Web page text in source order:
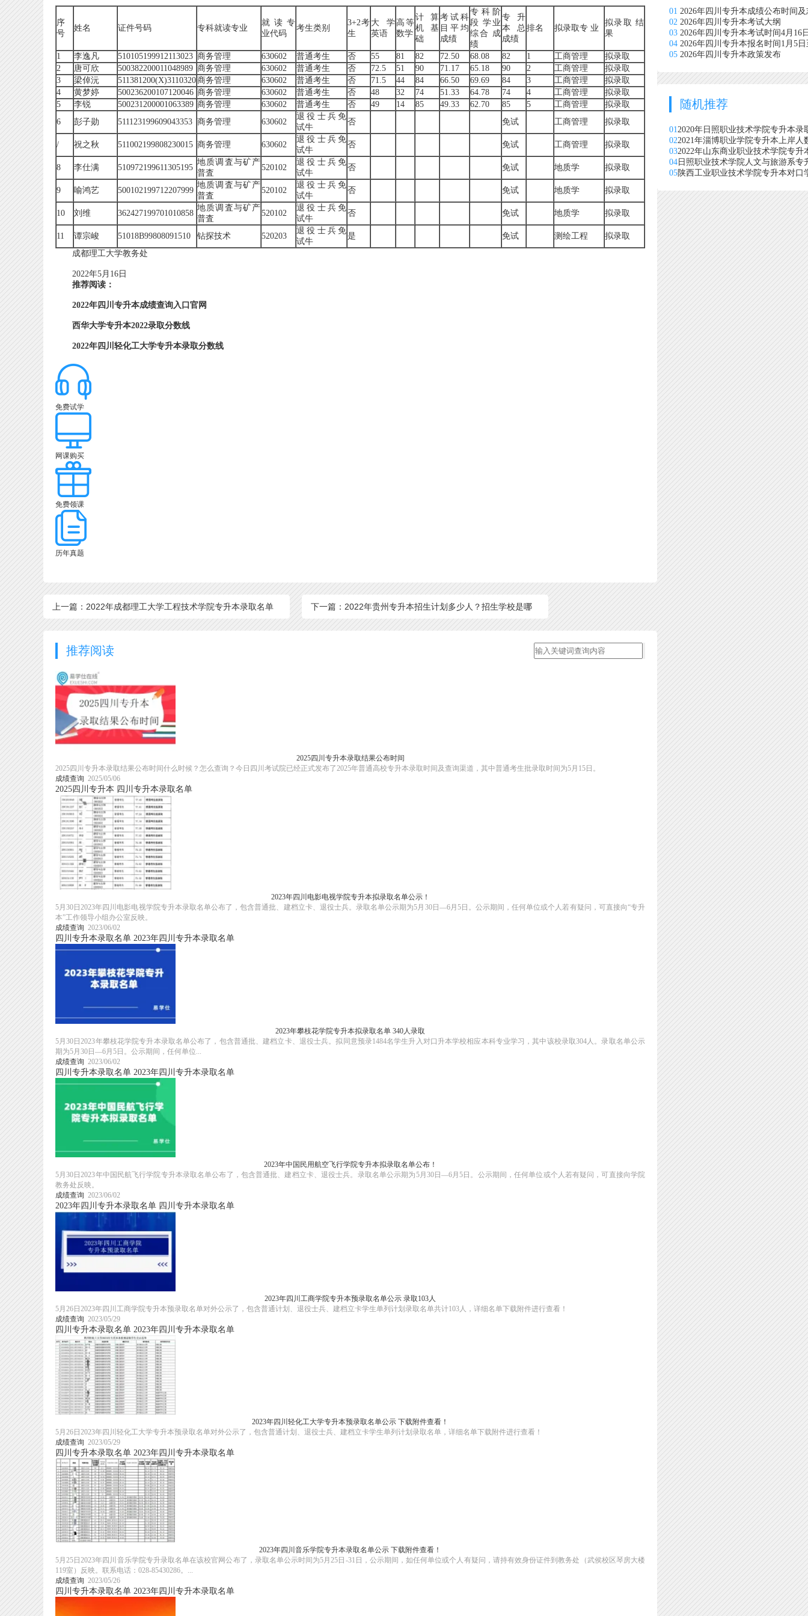
序
号
姓名 证件号码 专科就读专业
就读专
业代码
考生类别
3+2考
生
大学
英语
高等
数学
计算
机 基
础
考试科
目平均
成绩
专科阶
段 学业
综合 成
绩
专升
本 总
成绩
排名 拟录取专 业
拟录取 结
果
1 李逸凡 510105199912113023 商务管理 630602 普通考生 否 55 81 82 72.50 68.08 82 1 工商管理
拟录取
2
唐可欣 500382200011048989 商务管理 630602 普通考生 否 72.5 51 90 71.17 65.18 90 2 工商管理
拟录取
3
梁倬沅 511381200(X)3110320商务管理 630602 普通考生 否 71.5 44 84 66.50 69.69 84 3 工商管理
拟录取
4
黄梦婷 500236200107120046 商务管理 630602 普通考生 否 48 32 74 51.33 64.78 74 4 工商管理
拟录取
5
李锐 500231200001063389 商务管理 630602 普通考生 否 49 14 85 49.33 62.70 85 5 工商管理
拟录取
6
彭子勋 511123199609043353 商务管理 630602
退役士兵免
试牛
否 免试 工商管理 拟录取
/ 祝之秋 511002199808230015 商务管理 630602
退役士兵免
试牛
否 免试 工商管理 拟录取
8 李仕满 510972199611305195
地质调査与矿产
普査
520102
退役士兵免
试牛
否 免试 地质学 拟录取
9 喻鸿艺 500102199712207999
地质调査与矿产
普査
520102
退役士兵免
试牛
否 免试 地质学 拟录取
10 刘维 362427199701010858
地质调査与矿产
普査
520102
退役士兵免
试牛
否 免试 地质学 拟录取
11 谭宗峻 51018B99808091510 钻探技术 520203
退役士兵免
试牛
是 免试 测绘工程
拟录取
成都理工大学教务处
2022年5月16日
推荐阅读：
2022年四川专升本成绩查询入口官网
西华大学专升本2022录取分数线
2022年四川轻化工大学专升本录取分数线
免费试学
网课购买
免费领课
历年真题
上一篇：2022年成都理工大学工程技术学院专升本录取名单
预录取人数为487人！
下一篇：2022年贵州专升本招生计划多少人？招生学校是哪
些？26所院校招生人数汇总
推荐阅读
2025四川专升本录取结果公布时间
2025四川专升本录取结果公布时间什么时候？怎么查询？今日四川考试院已经正式发布了2025年普通高校专升本录取时间及查询渠道，其中普通考生批录取时间为5月15日。
成绩查询 2025/05/06
2025四川专升本 四川专升本录取名单
2023年四川电影电视学院专升本拟录取名单公示！
5月30日2023年四川电影电视学院专升本录取名单公布了，包含普通批、建档立卡、退役士兵。录取名单公示期为5月30日—6月5日。公示期间，任何单位或个人若有疑问，可直接向“专升
本”工作领导小组办公室反映。
成绩查询 2023/06/02
四川专升本录取名单 2023年四川专升本录取名单
2023年攀枝花学院专升本拟录取名单 340人录取
5月30日2023年攀枝花学院专升本录取名单公布了，包含普通批、建档立卡、退役士兵。拟同意预录1484名学生升入对口升本学校相应本科专业学习，其中该校录取304人。录取名单公示
期为5月30日—6月5日。公示期间，任何单位...
成绩查询 2023/06/02
四川专升本录取名单 2023年四川专升本录取名单
2023年中国民用航空飞行学院专升本拟录取名单公布！
5月30日2023年中国民航飞行学院专升本录取名单公布了，包含普通批、建档立卡、退役士兵。录取名单公示期为5月30日—6月5日。公示期间，任何单位或个人若有疑问，可直接向学院
教务处反映。
成绩查询 2023/06/02
2023年四川专升本录取名单 四川专升本录取名单
2023年四川工商学院专升本预录取名单公示 录取103人
5月26日2023年四川工商学院专升本预录取名单对外公示了，包含普通计划、退役士兵、建档立卡学生单列计划录取名单共计103人，详细名单下载附件进行查看！
成绩查询 2023/05/29
四川专升本录取名单 2023年四川专升本录取名单
2023年四川轻化工大学专升本预录取名单公示 下载附件查看！
5月26日2023年四川轻化工大学专升本预录取名单对外公示了，包含普通计划、退役士兵、建档立卡学生单列计划录取名单，详细名单下载附件进行查看！
成绩查询 2023/05/29
四川专升本录取名单 2023年四川专升本录取名单
2023年四川音乐学院专升本录取名单公示 下载附件查看！
5月25日2023年四川音乐学院专升录取名单在该校官网公布了，录取名单公示时间为5月25日-31日，公示期间，如任何单位或个人有疑问，请持有效身份证件到教务处（武侯校区琴房大楼
119室）反映。联系电话：028-85430286。...
成绩查询 2023/05/26
四川专升本录取名单 2023年四川专升本录取名单
01 2026年四川专升本成绩公布时间
02 2026年四川专升本考试大纲
03 2026年四川专升本考试时间4月16
04 2026年四川专升本报名时间1月5日
05 2026年四川专升本政策发布
随机推荐
012020年日照职业技术学院专升本
022021年淄博职业学院专升本上岸
032022年山东商业职业技术学院专升
04 日照职业技术学院人文与旅游系
05陕西工业职业技术学院专升本对口